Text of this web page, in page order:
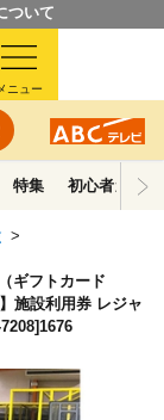
ついて
メニュー
特集 初心者ガイド
ギフトカード
施設利用券 レジャ